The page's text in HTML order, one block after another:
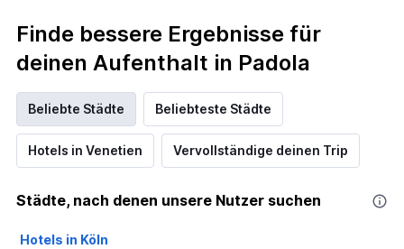
Finde bessere Ergebnisse für
deinen Aufenthalt in Padola
Beliebte Städte Beliebteste Städte
Hotels in Venetien Vervollständige deinen Trip
Städte, nach denen unsere Nutzer suchen
Hotels in Köln